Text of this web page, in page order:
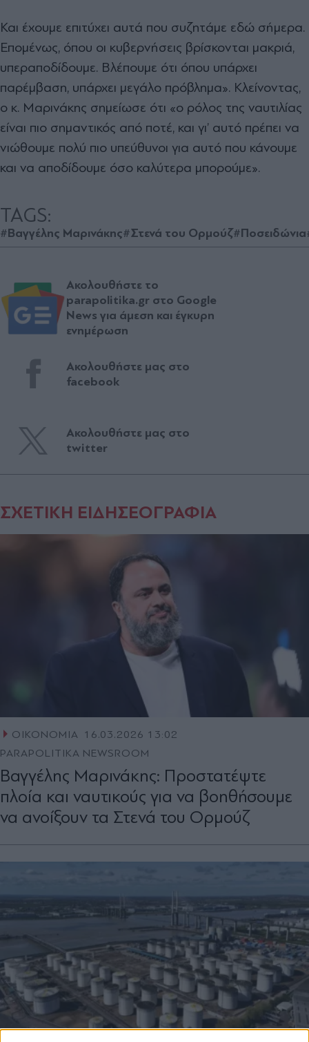
Και έχουμε επιτύχει αυτά που συζητάμε εδώ σήμερα.
Επομένως, όπου οι κυβερνήσεις βρίσκονται μακριά,
υπεραποδίδουμε. Βλέπουμε ότι όπου υπάρχει
παρέμβαση, υπάρχει μεγάλο πρόβλημα». Κλείνοντας,
ο κ. Μαρινάκης σημείωσε ότι «ο ρόλος της ναυτιλίας
είναι πιο σημαντικός από ποτέ, και γι’ αυτό πρέπει να
νιώθουμε πολύ πιο υπεύθυνοι για αυτό που κάνουμε
και να αποδίδουμε όσο καλύτερα μπορούμε».
TAGS:
#Βαγγέλης Μαρινάκης#Στενά του Ορμούζ#Ποσειδώνια
Ακολουθήστε το
parapolitika.gr στο Google
News για άμεση και έγκυρη
ενημέρωση
Ακολουθήστε μας στο
facebook
Ακολουθήστε μας στο
twitter
ΣΧΕΤΙΚΗ ΕΙΔΗΣΕΟΓΡΑΦΙΑ
ΟΙΚΟΝΟΜΙΑ
16.03.2026 13:02
PARAPOLITIKA NEWSROOM
Βαγγέλης Μαρινάκης: Προστατέψτε
πλοία και ναυτικούς για να βοηθήσουμε
να ανοίξουν τα Στενά του Ορμούζ